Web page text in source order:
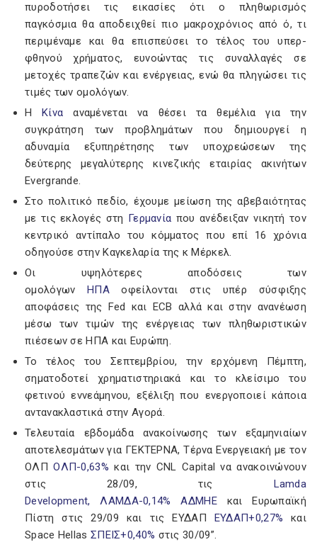
πυροδοτήσει τις εικασίες ότι ο πληθωρισμός
παγκόσμια θα αποδειχθεί πιο μακροχρόνιος από ό, τι
περιμέναμε και θα επισπεύσει το τέλος του υπερ-
φθηνού χρήματος, ευνοώντας τις συναλλαγές σε
μετοχές τραπεζών και ενέργειας, ενώ θα πληγώσει τις
τιμές των ομολόγων.
ΗΚίνααναμένεται να θέσει τα θεμέλια για την
συγκράτηση των προβλημάτων που δημιουργεί η
αδυναμία εξυπηρέτησης των υποχρεώσεων της
δεύτερης μεγαλύτερης κινεζικής εταιρίας ακινήτων
Evergrande.
Στο πολιτικό πεδίο, έχουμε μείωση της αβεβαιότητας
με τις εκλογές στη Γερμανία που ανέδειξαν νικητή τον
κεντρικό αντίπαλο του κόμματος που επί 16 χρόνια
οδηγούσε στην Καγκελαρία της κ Μέρκελ.
Οι υψηλότερες αποδόσεις των
ομολόγων ΗΠΑοφείλονται στις υπέρ σύσφιξης
αποφάσεις της Fed και ECB αλλά και στην ανανέωση
μέσω των τιμών της ενέργειας των πληθωριστικών
πιέσεων σε ΗΠΑ και Ευρώπη.
Το τέλος του Σεπτεμβρίου, την ερχόμενη Πέμπτη,
σηματοδοτεί χρηματιστηριακά και το κλείσιμο του
φετινού εννεάμηνου, εξέλιξη που ενεργοποιεί κάποια
αντανακλαστικά στην Αγορά.
Τελευταία εβδομάδα ανακοίνωσης των εξαμηνιαίων
αποτελεσμάτων για ΓΕΚΤΕΡΝΑ, Τέρνα Ενεργειακή με τον
ΟΛΠΟΛΠ-0,63% και την CNL Capital να ανακοινώνουν
στις 28/09, τις Lamda
Development,ΛΑΜΔΑ-0,14% ΑΔΜΗΕ και Ευρωπαϊκή
Πίστη στις 29/09 και τις ΕΥΔΑΠ ΕΥΔΑΠ+0,27% και
Space Hellas ΣΠΕΙΣ+0,40% στις 30/09”.